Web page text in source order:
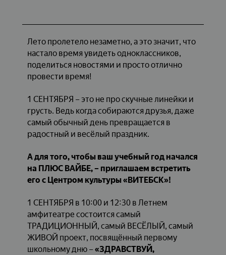
Лето пролетело незаметно, а это значит, что
настало время увидеть одноклассников,
поделиться новостями и просто отлично
провести время!
1 СЕНТЯБРЯ – это не про скучные линейки и
грусть. Ведь когда собираются друзья, даже
самый обычный день превращается в
радостный и весёлый праздник.
А для того, чтобы ваш учебный год начался
на ПЛЮС ВАЙБЕ, – приглашаем встретить
его с Центром культуры «ВИТЕБСК»!
1 СЕНТЯБРЯ в 10:00 и 12:30 в Летнем
амфитеатре состоится самый
ТРАДИЦИОННЫЙ, самый ВЕСЁЛЫЙ, самый
ЖИВОЙ проект, посвящённый первому
школьному дню –«ЗДРАВСТВУЙ,